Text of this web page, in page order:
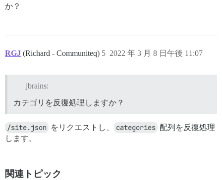
か？
RGJ (Richard - Communiteq) 2022 年 3 月 8 日午後 11:07
5
jbrains:
カテゴリを反復処理しますか？
/site.json をリクエストし、 categories 配列を反復処理
します。
関連トピック